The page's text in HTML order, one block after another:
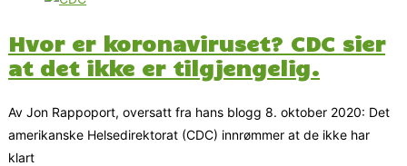
Hvor er koronaviruset? CDC sier
at det ikke er tilgjengelig.
Av Jon Rappoport, oversatt fra hans blogg 8. oktober 2020: Det
amerikanske Helsedirektorat (CDC) innrømmer at de ikke har
klart